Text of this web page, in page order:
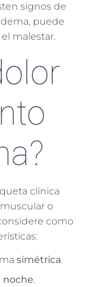
signos de
puede
malestar.
clínica
o
como
simétrica.
noche.